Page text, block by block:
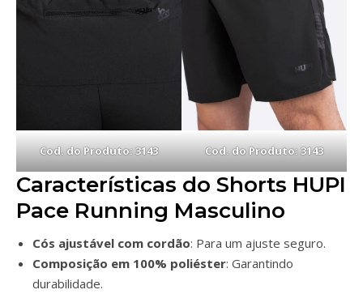
Cod. do Produto: 3143 Cod. do Produto: 3143
Características do Shorts HUPI
Pace Running Masculino
Cós ajustável com cordão: Para um ajuste seguro.
Composição em 100% poliéster: Garantindo
durabilidade.